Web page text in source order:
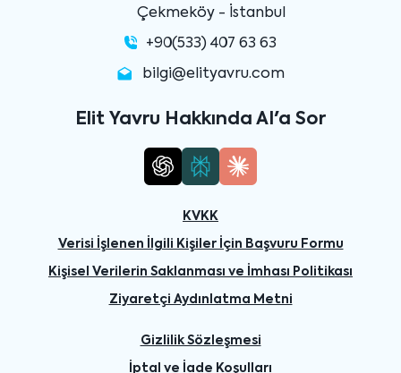
Çekmeköy - İstanbul
+90(533) 407 63 63
bilgi@elityavru.com
Elit Yavru Hakkında AI'a Sor
KVKK
Verisi İşlenen İlgili Kişiler İçin Başvuru Formu
Kişisel Verilerin Saklanması ve İmhası Politikası
Ziyaretçi Aydınlatma Metni
Gizlilik Sözleşmesi
İptal ve İade Koşulları